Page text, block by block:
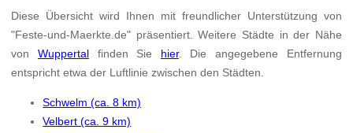
Diese Übersicht wird Ihnen mit freundlicher Unterstützung von
"Feste-und-Maerkte.de" präsentiert. Weitere Städte in der Nähe
von Wuppertalfinden Sie hier. Die angegebene Entfernung
entspricht etwa der Luftlinie zwischen den Städten.
Schwelm (ca. 8 km)
Velbert (ca. 9 km)